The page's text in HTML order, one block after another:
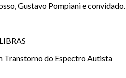
Gustavo Pompiani e convidado.
Transtorno do Espectro Autista